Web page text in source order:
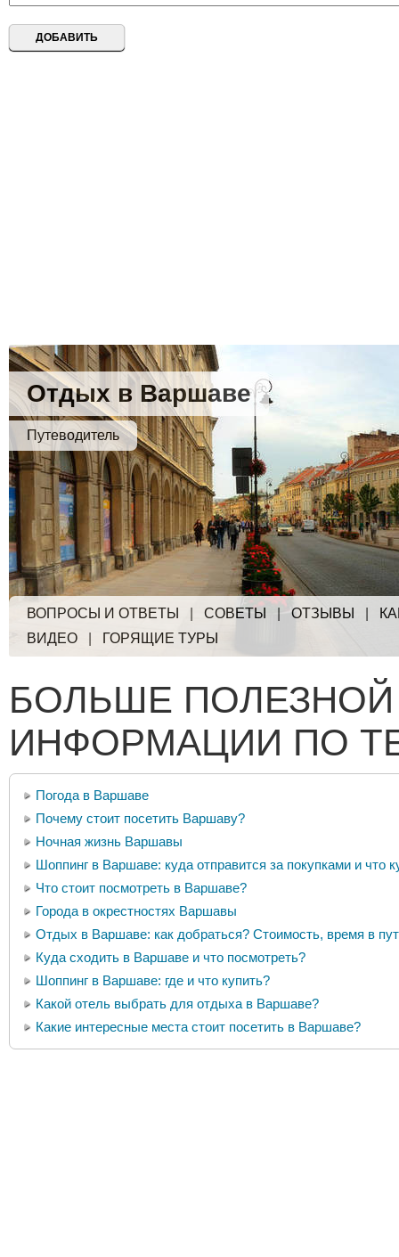
Отдых в Варшаве
Путеводитель
ВОПРОСЫ И ОТВЕТЫ СОВЕТЫ ОТЗЫВЫ
ВИДЕО
ГОРЯЩИЕ ТУРЫ
БОЛЬШЕ ПОЛЕЗНОЙ
ИНФОРМАЦИИ ПО
Погода в Варшаве
Почему стоит посетить Варшаву?
Ночная жизнь Варшавы
Шоппинг в Варшаве: куда отправится за покупками и что
Что стоит посмотреть в Варшаве?
Города в окрестностях Варшавы
Отдых в Варшаве: как добраться? Стоимость, время в
Куда сходить в Варшаве и что посмотреть?
Шоппинг в Варшаве: где и что купить?
Какой отель выбрать для отдыха в Варшаве?
Какие интересные места стоит посетить в Варшаве?